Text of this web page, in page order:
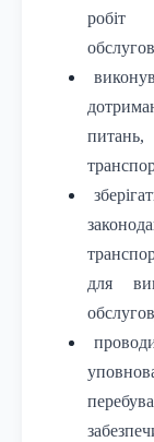
робіт
питань,
для